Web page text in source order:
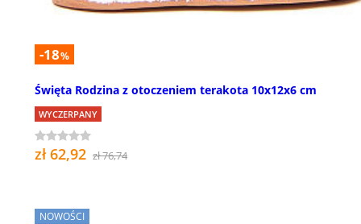
-18%
Święta Rodzina z otoczeniem terakota 10x12x6 cm
WYCZERPANY
zł 62,92 zł 76,74
NOWOŚCI